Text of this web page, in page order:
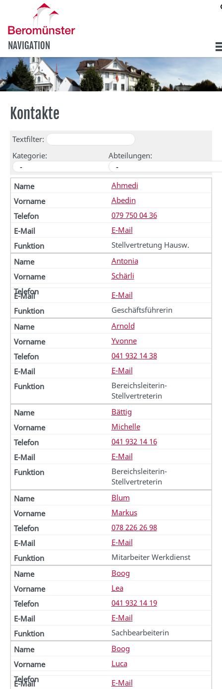
NAVIGATION
Kontakte
Textfilter:
Kategorie:
Abteilungen:
Ahmedi
Abedin
079 750 04 36
E-Mail
Stellvertretung Hausw.
Antonia
Schärli
E-Mail
Geschäftsführerin
Arnold
Yvonne
041 932 14 38
E-Mail
Bereichsleiterin-
Stellvertreterin
Bättig
Michelle
041 932 14 16
E-Mail
Bereichsleiterin-
Stellvertreterin
Blum
Markus
078 226 26 98
E-Mail
Mitarbeiter Werkdienst
Boog
Lea
041 932 14 19
E-Mail
Sachbearbeiterin
Boog
Luca
E-Mail